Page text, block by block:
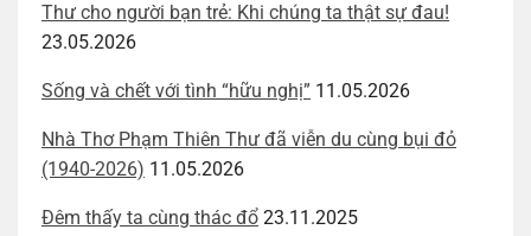
Thư cho người bạn trẻ: Khi chúng ta thật sự đau!
23.05.2026
Sống và chết với tình “hữu nghị” 11.05.2026
Nhà Thơ Phạm Thiên Thư đã viễn du cùng bụi đỏ
(1940-2026) 11.05.2026
Đêm thấy ta cùng thác đổ 23.11.2025